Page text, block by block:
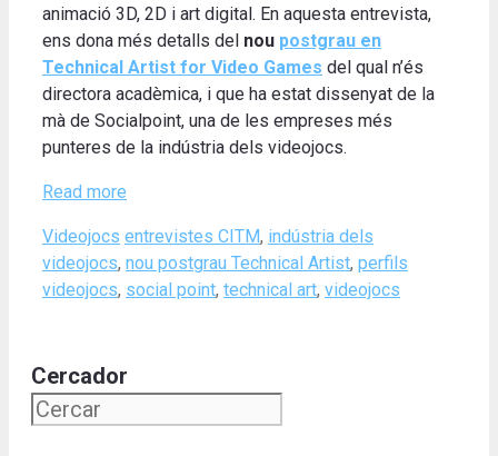
animació 3D, 2D i art digital. En aquesta entrevista,
ens dona més detalls del nou postgrau en
Technical Artist for Video Games del qual n’és
directora acadèmica, i que ha estat dissenyat de la
mà de Socialpoint, una de les empreses més
punteres de la indústria dels videojocs.
Read more
Categories
Videojocs Tags
entrevistes CITM, indústria dels
videojocs, nou postgrau Technical Artist, perfils
videojocs, social point, technical art, videojocs
Cercador